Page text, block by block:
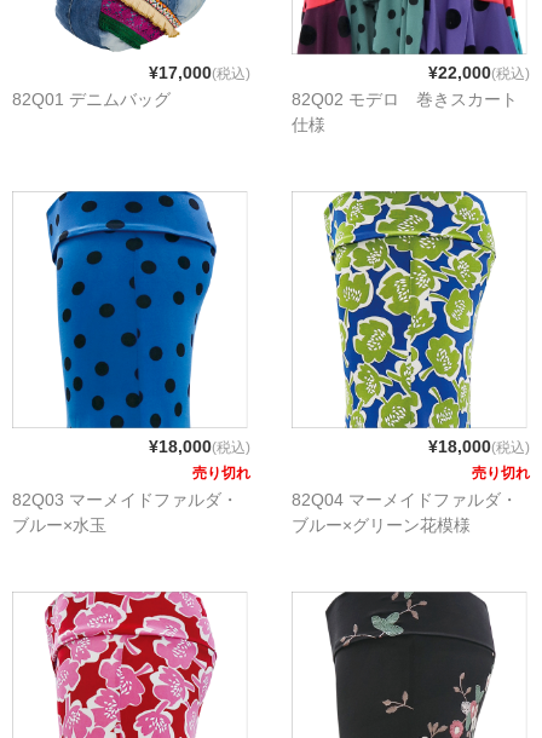
小物・アクセサリー
マントン・シージョ
ピアス・イヤリング
アバニコ
フローレス
その他
衣装
シューズケース
トートバッグ
フラメンコマスク
ファルーカWebサイト
¥17,000(税込)
82Q01 デニムバッグ
¥22,000(税込)
82Q02 モデロ 巻きスカート
仕様
¥18,000(税込)
売り切れ
82Q03 マーメイドファルダ・
ブルー×水玉
¥18,000(税込)
売り切れ
82Q04 マーメイドファルダ・
ブルー×グリーン花模様